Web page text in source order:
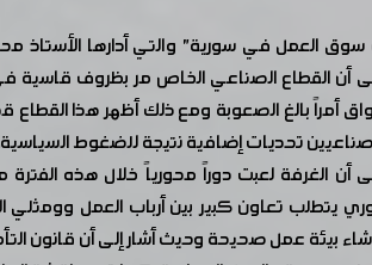
العمل في سورية" والتي أدارها
أن القطاع الصناعي الخاص مر بظروف قاسية
أمراً بالغ الصعوبة ومع ذلك أظهر هذا
تحديات إضافية نتيجة للضغوط
أن الغرفة لعبت دوراً محورياً خلال هذه
يتطلب تعاون كبير بين أرباب العمل
وحيث أشار إلى أن قانون التأمينات وضع في العام 1959